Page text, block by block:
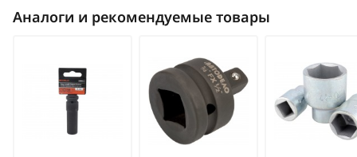
Аналоги и рекомендуемые товары